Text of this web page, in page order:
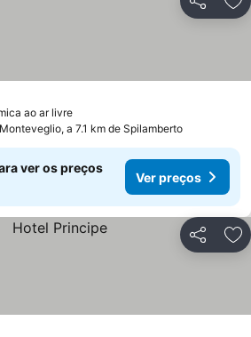
Partilhar
ao ar livre
Monteveglio, a 7.1 km de Spilamberto
ver os preços
Ver preços
Partilhar